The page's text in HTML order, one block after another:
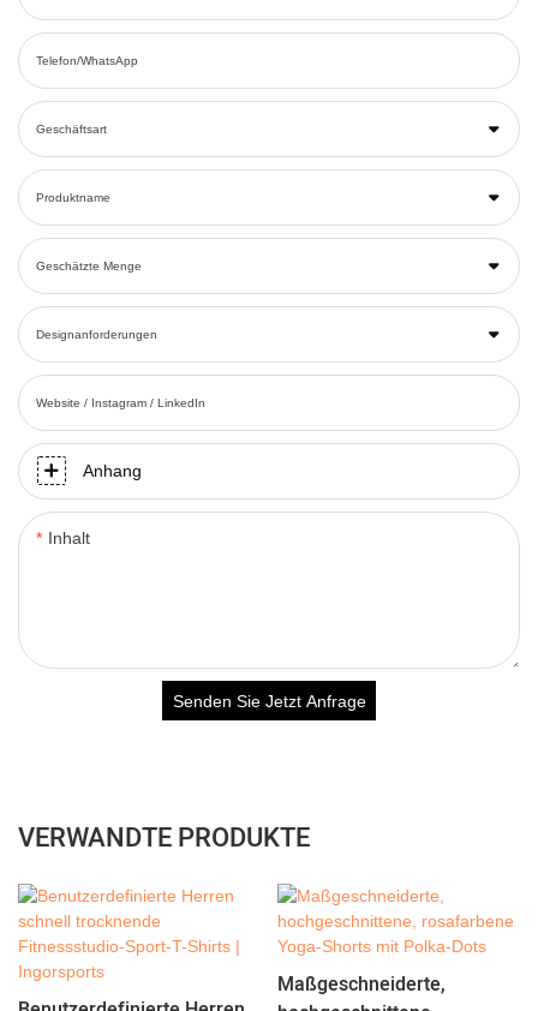
Telefon/WhatsApp
Geschäftsart
Produktname
Geschätzte Menge
Designanforderungen
Website / Instagram / LinkedIn
Anhang
Inhalt
Senden Sie Jetzt Anfrage
VERWANDTE PRODUKTE
Maßgeschneiderte,